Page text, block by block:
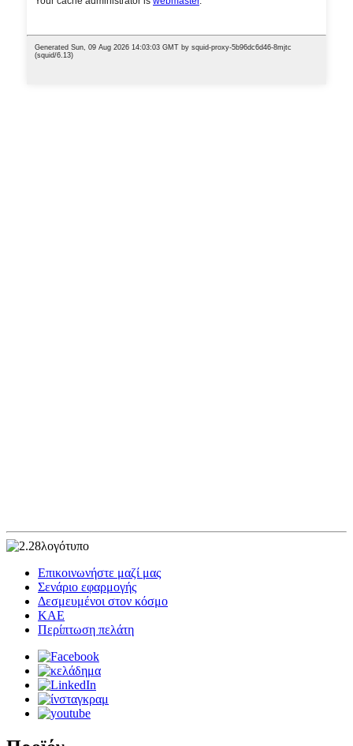
Επικοινωνήστε μαζί μας
Σενάριο εφαρμογής
Δεσμευμένοι στον κόσμο
ΚΑΕ
Περίπτωση πελάτη